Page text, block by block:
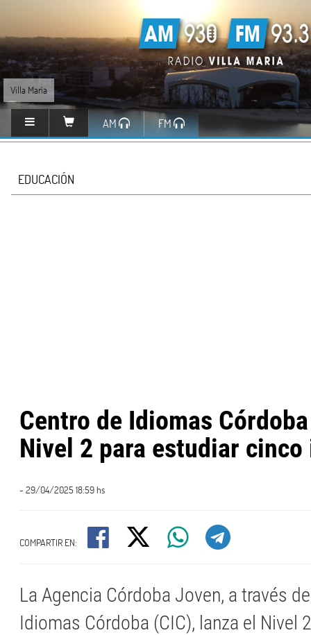
Villa María
AM FM
EDUCACIÓN
Centro de Idiomas
Nivel 2 para estudiar
- 29/04/2025 18:59 hs
COMPARTIR EN:
La Agencia Córdoba Joven, a través
Idiomas Córdoba (CIC), lanza el Nivel